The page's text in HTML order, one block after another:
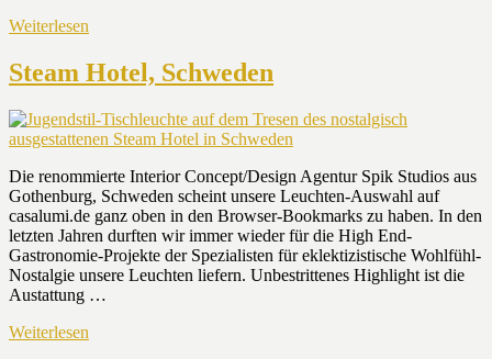
Weiterlesen
Steam Hotel, Schweden
Die renommierte Interior Concept/Design Agentur Spik Studios aus
Gothenburg, Schweden scheint unsere Leuchten-Auswahl auf
casalumi.de ganz oben in den Browser-Bookmarks zu haben. In den
letzten Jahren durften wir immer wieder für die High End-
Gastronomie-Projekte der Spezialisten für eklektizistische Wohlfühl-
Nostalgie unsere Leuchten liefern. Unbestrittenes Highlight ist die
Austattung …
Weiterlesen